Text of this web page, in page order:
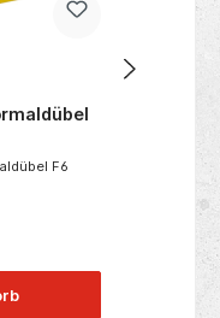
100 Stk CELO/
100 Stk CELO/MEA
4,64
In den